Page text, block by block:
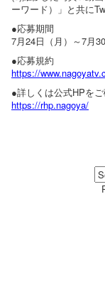
ーワード）」と共に
●応募期間
7月24日（月）～7月30
●応募規約
https://
●詳しくは公式HPを
https://rhp.nagoya/